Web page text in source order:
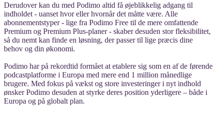
Derudover kan du med Podimo altid få øjeblikkelig adgang til
indholdet - uanset hvor eller hvornår det måtte være. Alle
abonnementstyper - lige fra Podimo Free til de mere omfattende
Premium og Premium Plus-planer - skaber desuden stor fleksibilitet,
så du nemt kan finde en løsning, der passer til lige præcis dine
behov og din økonomi.
Podimo har på rekordtid formået at etablere sig som en af de førende
podcastplatforme i Europa med mere end 1 million månedlige
brugere. Med fokus på vækst og store investeringer i nyt indhold
ønsker Podimo desuden at styrke deres position yderligere – både i
Europa og på globalt plan.